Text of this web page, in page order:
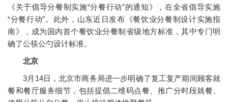
《关于倡导分餐制实施“分餐行动”的通知》，在全省倡导实施
“分餐行动”。此外，山东近日发布《餐饮业分餐制设计实施指
南》，成为国内首个餐饮业分餐制省级地方标准，其中专门明
确了公筷公勺设计标准。
北京
3月14日，北京市商务局进一步明确了复工复产期间顾客就
餐和餐厅服务细节，包括提倡二维码点餐、推广分时段就餐、